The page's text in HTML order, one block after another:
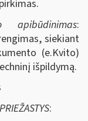
apibūdinimas:
siekiant
(e.Kvito)
išpildymą.
: